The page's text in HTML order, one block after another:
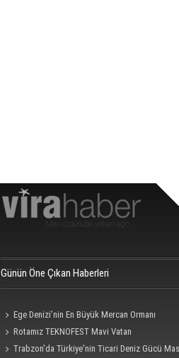
Günün Öne Çıkan Haberleri
Ege Denizi’nin En Büyük Mercan Ormanı
Rotamız TEKNOFEST Mavi Vatan
Trabzon'da Türkiye'nin Ticari Deniz Gücü